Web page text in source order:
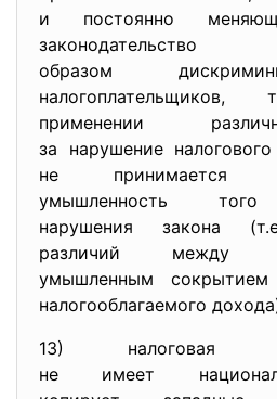
и постоянно
законодательство
образом
применении
за нарушение налогового
не принимается
умышленность
нарушения закона
различий между
умышленным
налогооблагаемого
13) налоговая
не имеет